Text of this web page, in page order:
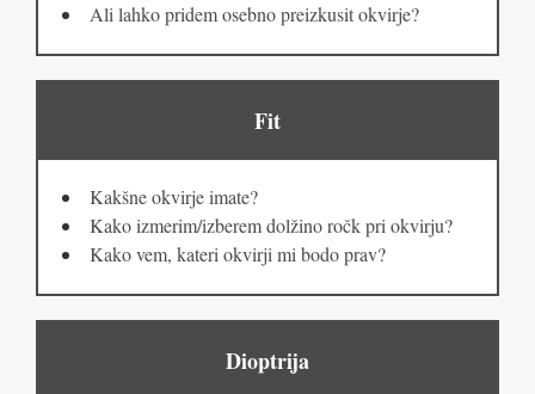
Ali lahko pridem osebno preizkusit okvirje?
Fit
Kakšne okvirje imate?
Kako izmerim/izberem dolžino ročk pri okvirju?
Kako vem, kateri okvirji mi bodo prav?
Dioptrija